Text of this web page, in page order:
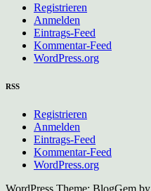
Registrieren
Anmelden
Eintrags-Feed
Kommentar-Feed
WordPress.org
RSS
Registrieren
Anmelden
Eintrags-Feed
Kommentar-Feed
WordPress.org
WordPress Theme: BlogGem by